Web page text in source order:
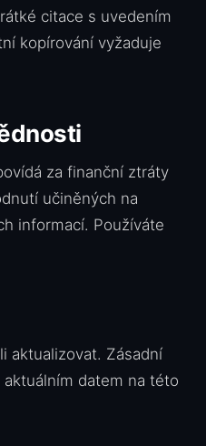
citace s uvedením
kopírování vyžaduje
za finanční ztráty
učiněných na
informací. Používáte
aktualizovat. Zásadní
datem na této